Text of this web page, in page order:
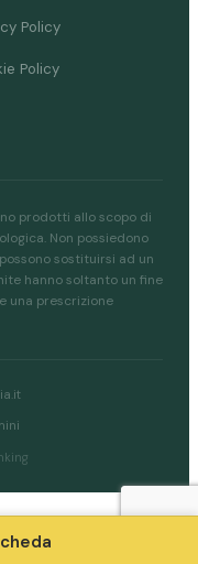
Policy
Policy
prodotti allo scopo di
Non possiedono
sostituirsi ad un
hanno soltanto un fine
una prescrizione